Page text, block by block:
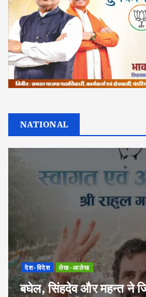
NATIONAL
देश-विदेश लेख-आलेख
बघेल, सिंहदेव और महन्त ने